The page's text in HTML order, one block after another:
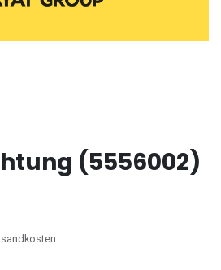
(5556002)